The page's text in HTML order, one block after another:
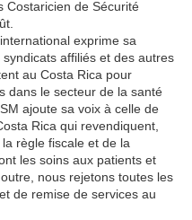
Costaricien de Sécurité
exprime sa
affiliés et des autres
au Costa Rica pour
dans le secteur de la santé
ajoute sa voix à celle de
Rica qui revendiquent,
règle fiscale et de la
les soins aux patients et
nous rejetons toutes les
de remise de services au